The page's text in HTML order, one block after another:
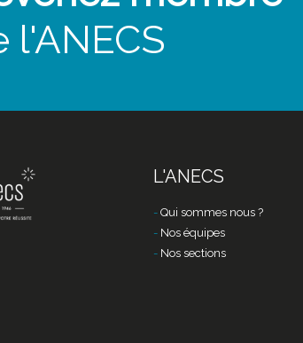
l'ANECS
L'ANECS
Qui sommes nous ?
Nos équipes
Nos sections